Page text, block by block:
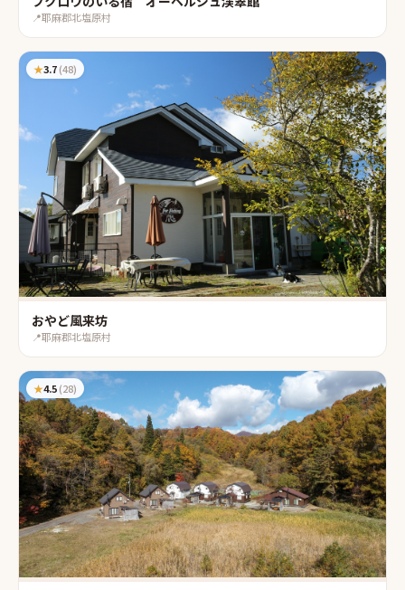
📍耶麻郡北塩原村
★3.7(48)
おやど風来坊
📍耶麻郡北塩原村
★4.5(28)